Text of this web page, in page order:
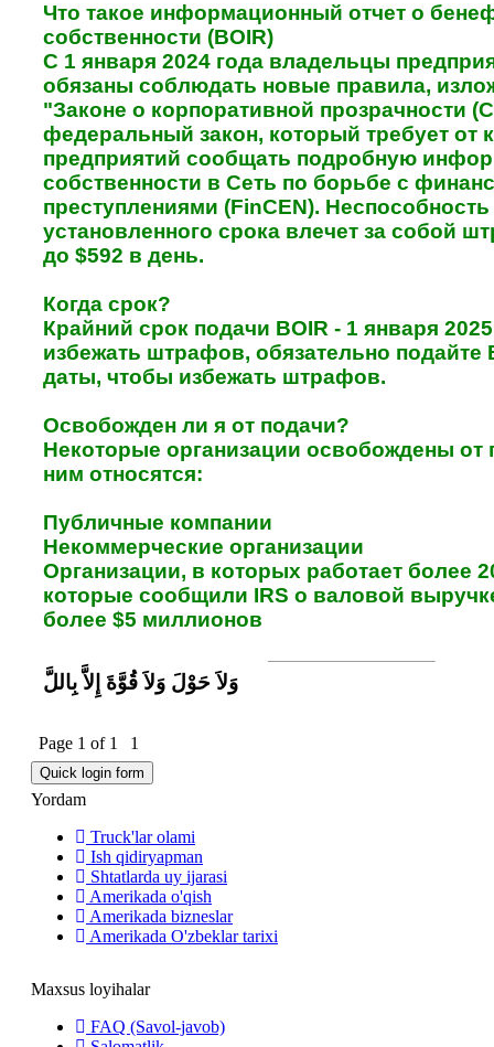
Что такое информационный отчет о
собственности (BOIR)
С 1 января 2024 года владельцы
обязаны соблюдать новые правила,
"Законе о корпоративной прозрачности
федеральный закон, который требует от
предприятий сообщать подробную
собственности в Сеть по борьбе с
преступлениями (FinCEN).
установленного срока влечет за собой
до $592 в день.
Когда срок?
Крайний срок подачи BOIR - 1 января
избежать штрафов, обязательно подайте
даты, чтобы избежать штрафов.
Освобожден ли я от подачи?
Некоторые организации освобождены от
ним относятся:
Публичные компании
Некоммерческие организации
Организации, в которых работает более
которые сообщили IRS о валовой
более $5 миллионов
وَلاَ حَوْلَ وَلاَ قُوَّةَ إِلاَّ بِاللَّ
Page 1 of 1 1
Yordam
Truck'lar olami
Ish qidiryapman
Shtatlarda uy ijarasi
Amerikada o'qish
Amerikada bizneslar
Amerikada O'zbeklar tarixi
Maxsus loyihalar
FAQ (Savol-javob)